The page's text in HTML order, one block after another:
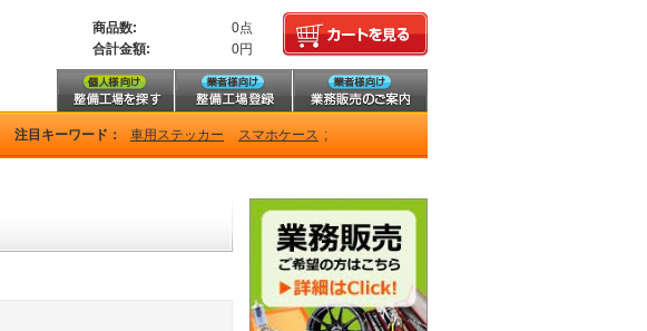
商品数:
0点
合計金額:
0円
注目キーワード： 車用ステッカー スマホケース ;